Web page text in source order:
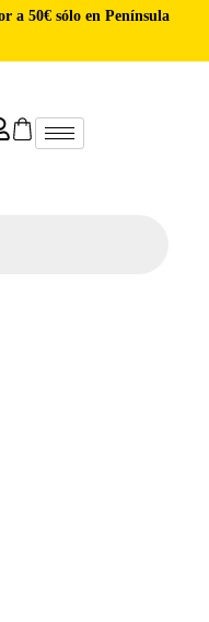
a 50€ sólo en Península